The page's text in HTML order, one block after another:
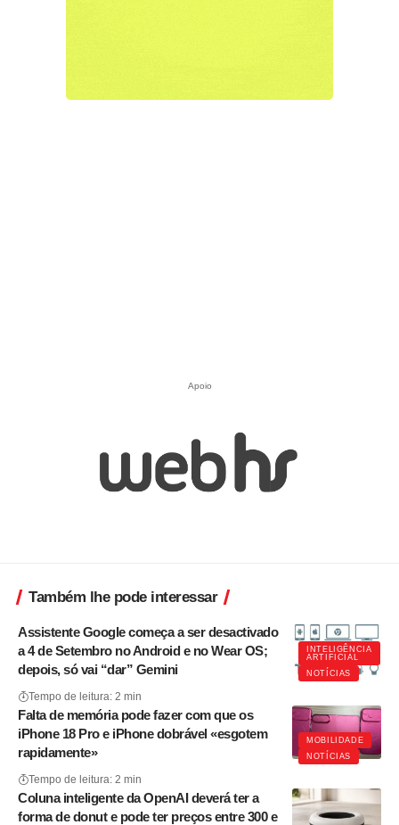
Apoio
Também lhe pode interessar
INTELIGÊNCIA
ARTIFICIAL
NOTÍCIAS
Assistente Google começa a ser desactivado
a 4 de Setembro no Android e no Wear OS;
depois, só vai “dar” Gemini
Tempo de leitura: 2 min
MOBILIDADE
NOTÍCIAS
Falta de memória pode fazer com que os
iPhone 18 Pro e iPhone dobrável «esgotem
rapidamente»
Tempo de leitura: 2 min
Coluna inteligente da OpenAI deverá ter a
forma de donut e pode ter preços entre 300 e